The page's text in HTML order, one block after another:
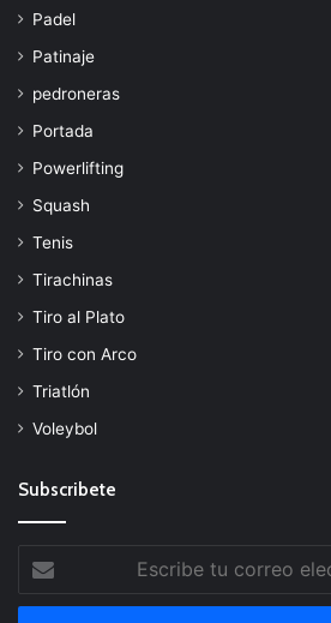
Padel
Patinaje
pedroneras
Portada
Powerlifting
Squash
Tenis
Tirachinas
Tiro al Plato
Tiro con Arco
Triatlón
Voleybol
Subscribete
tu
correo